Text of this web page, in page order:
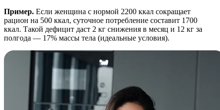
Пример. Если женщина с нормой 2200 ккал сокращает
рацион на 500 ккал, суточное потребление составит 1700
ккал. Такой дефицит даст 2 кг снижения в месяц и 12 кг за
полгода — 17% массы тела (идеальные условия).